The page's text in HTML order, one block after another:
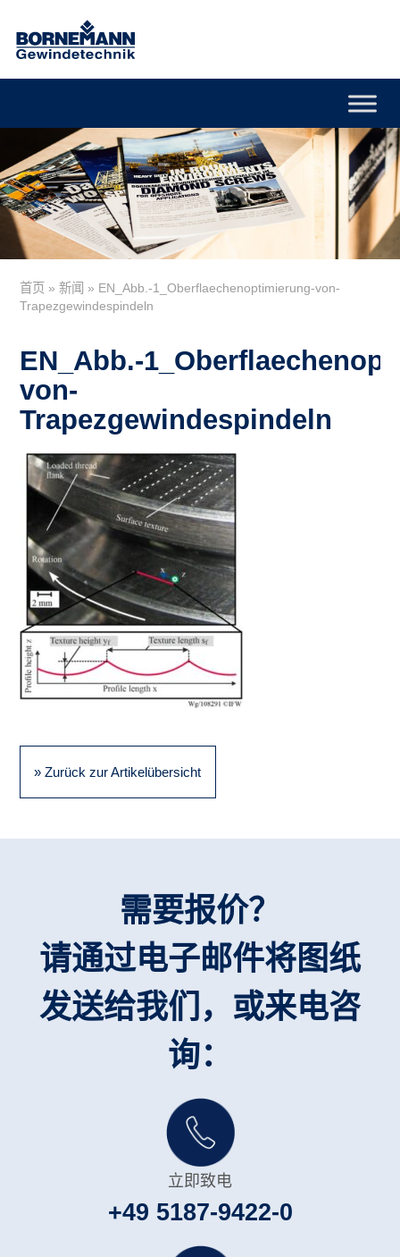
首页 »新闻 » EN_Abb.-1_Oberflaechenoptimierung-von-
Trapezgewindespindeln
EN_Abb.-
von-
Trapezgewindespindeln
» Zurück zur Artikelübersicht
需要报价？
请通过电子邮件将图纸
发送给我们，或来电咨
询：
立即致电
+49 5187-9422-0